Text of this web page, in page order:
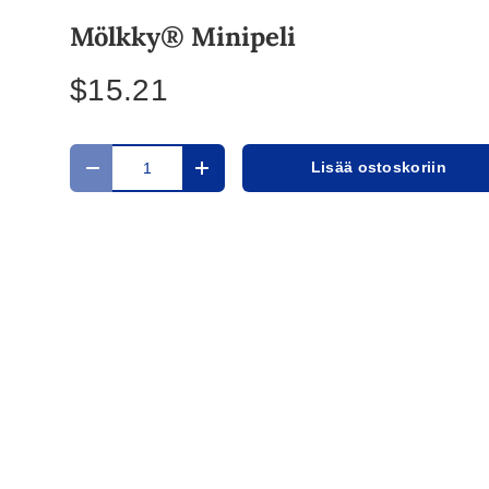
Mölkky® Minipeli
$15.21
Määrä
Translation missing: fi.cart.items.decrease_quantity
Translation missing:Lisää ostoskoriin